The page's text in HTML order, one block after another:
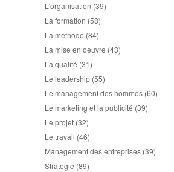
L'organisation (39)
La formation (58)
La méthode (84)
La mise en oeuvre (43)
La qualité (31)
Le leadership (55)
Le management des hommes (60)
Le marketing et la publicité (39)
Le projet (32)
Le travail (46)
Management des entreprises (39)
Stratégie (89)